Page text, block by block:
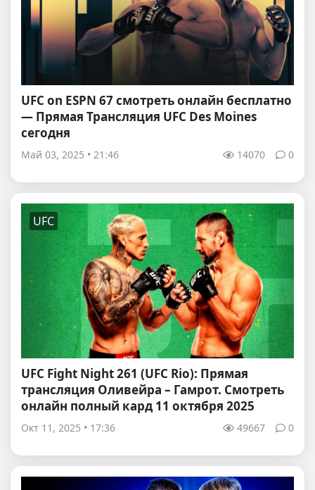
UFC on ESPN 67 смотреть онлайн бесплатно
— Прямая Трансляция UFC Des Moines
сегодня
Май 03, 2025 • 21:46 14070 0
UFC
UFC Fight Night 261 (UFC Rio): Прямая
трансляция Оливейра – Гамрот. Смотреть
онлайн полный кард 11 октября 2025
Окт 11, 2025 • 17:36 49667 0